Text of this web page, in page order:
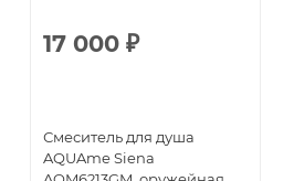
17 000 ₽
Смеситель для душа
AQUAme Siena